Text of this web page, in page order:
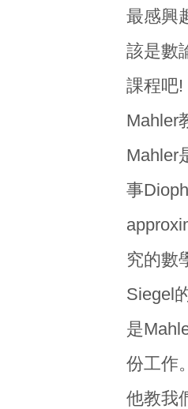
最感興
該是數
課程吧!
Mahler
Mahler
事
究的數
Siegel
是
份工作
他教我